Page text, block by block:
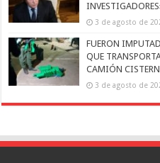
3 de agosto de
FUERON
QUE
CAMIÓN
3 de agosto de